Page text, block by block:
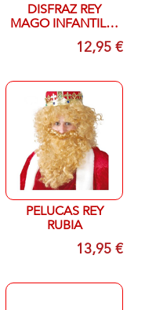
DISFRAZ REY
MAGO INFANTIL T-
12/24 MESES
(COLORES SURT)
12,95 €
PELUCAS REY
RUBIA
13,95 €